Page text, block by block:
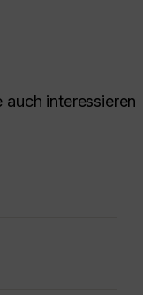
auch interessieren